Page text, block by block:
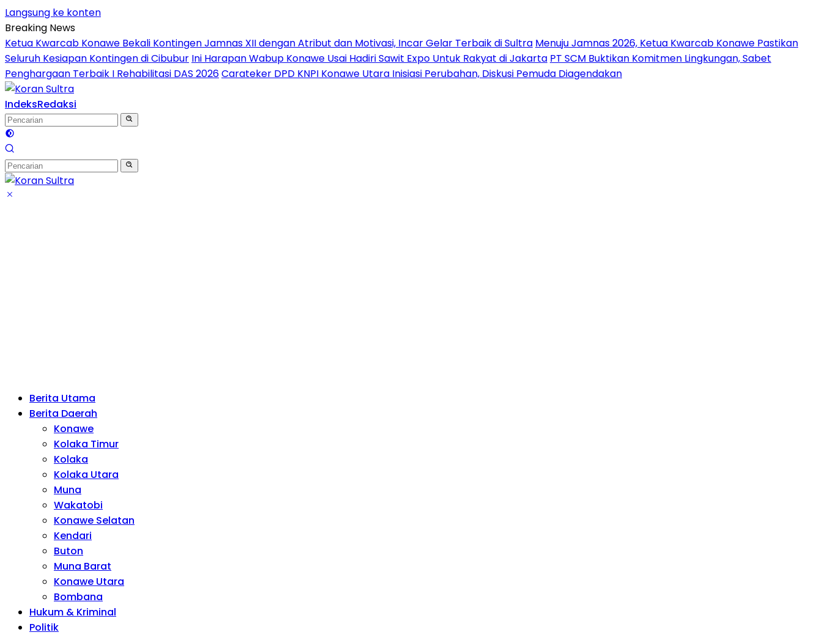
Langsung ke konten
Breaking News
Ketua Kwarcab Konawe Bekali Kontingen Jamnas XII dengan Atribut dan Motivasi, Incar Gelar Terbaik di Sultra Menuju Jamnas 2026, Ketua Kwarcab Konawe Pastikan
Seluruh Kesiapan Kontingen di Cibubur Ini Harapan Wabup Konawe Usai Hadiri Sawit Expo Untuk Rakyat di Jakarta PT SCM Buktikan Komitmen Lingkungan, Sabet
Penghargaan Terbaik I Rehabilitasi DAS 2026Carateker DPD KNPI Konawe Utara Inisiasi Perubahan, Diskusi Pemuda Diagendakan
IndeksRedaksi
Berita Utama
Berita Daerah
Konawe
Kolaka Timur
Kolaka
Kolaka Utara
Muna
Wakatobi
Konawe Selatan
Kendari
Buton
Muna Barat
Konawe Utara
Bombana
Hukum & Kriminal
Politik